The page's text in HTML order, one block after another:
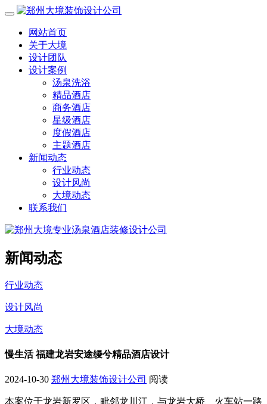
网站首页
关于大境
设计团队
设计案例
汤泉洗浴
精品酒店
商务酒店
星级酒店
度假酒店
主题酒店
新闻动态
行业动态
设计风尚
大境动态
联系我们
新闻动态
行业动态
设计风尚
大境动态
慢生活 福建龙岩安途缦兮精品酒店设计
2024-10-30 郑州大境装饰设计公司 阅读
本案位于龙岩新罗区，毗邻龙川江，与龙岩大桥、火车站一路